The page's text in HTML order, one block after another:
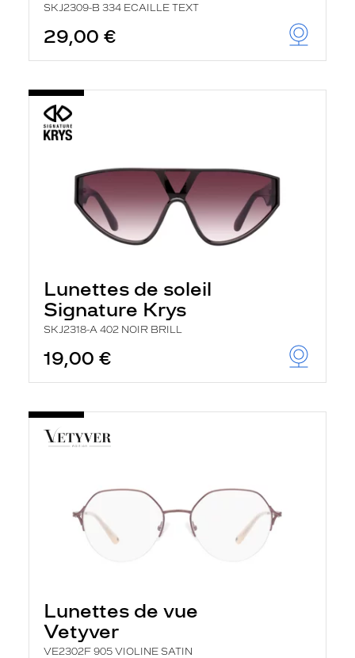
SKJ2309-B 334 ECAILLE TEXT
29,00 €
Lunettes de soleil
Signature Krys
SKJ2318-A 402 NOIR BRILL
19,00 €
Lunettes de vue
Vetyver
VE2302F 905 VIOLINE SATIN